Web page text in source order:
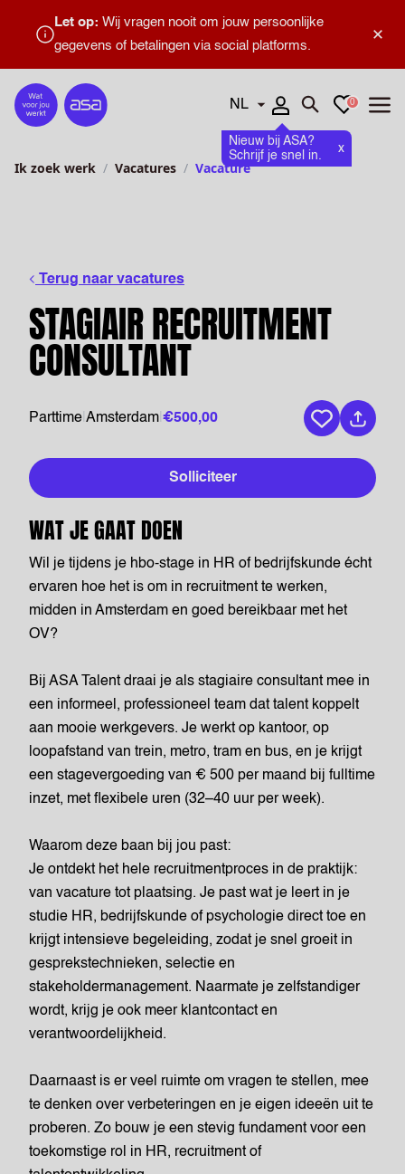
×
Let op: Wij vragen nooit om jouw persoonlijke
gegevens of betalingen via social platforms.
Home
Talen
Nieuw bij ASA?
Schrijf je snel in.
x
Zoeken openen
Favorieten
0
Ik zoek werk Vacatures Vacature
Terug naar vacatures
STAGIAIR RECRUITMENT
CONSULTANT
Parttime Amsterdam €500,00
Bewaar
Solliciteer
WAT JE GAAT DOEN
Wil je tijdens je hbo-stage in HR of bedrijfskunde écht
ervaren hoe het is om in recruitment te werken,
midden in Amsterdam en goed bereikbaar met het
OV?
Bij ASA Talent draai je als stagiaire consultant mee in
een informeel, professioneel team dat talent koppelt
aan mooie werkgevers. Je werkt op kantoor, op
loopafstand van trein, metro, tram en bus, en je krijgt
een stagevergoeding van € 500 per maand bij fulltime
inzet, met flexibele uren (32–40 uur per week).
Waarom deze baan bij jou past:
Je ontdekt het hele recruitmentproces in de praktijk:
van vacature tot plaatsing. Je past wat je leert in je
studie HR, bedrijfskunde of psychologie direct toe en
krijgt intensieve begeleiding, zodat je snel groeit in
gesprekstechnieken, selectie en
stakeholdermanagement. Naarmate je zelfstandiger
wordt, krijg je ook meer klantcontact en
verantwoordelijkheid.
Daarnaast is er veel ruimte om vragen te stellen, mee
te denken over verbeteringen en je eigen ideeën uit te
proberen. Zo bouw je een stevig fundament voor een
toekomstige rol in HR, recruitment of